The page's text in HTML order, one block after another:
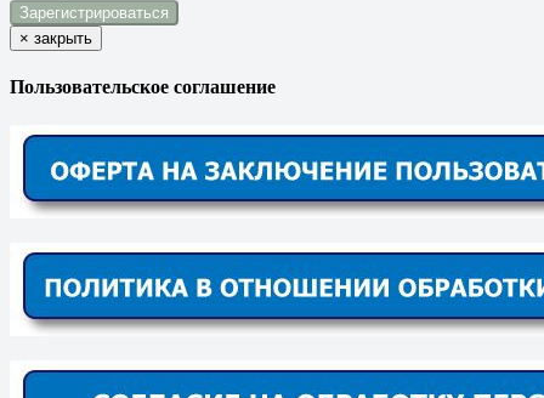
× закрыть
Пользовательское соглашение